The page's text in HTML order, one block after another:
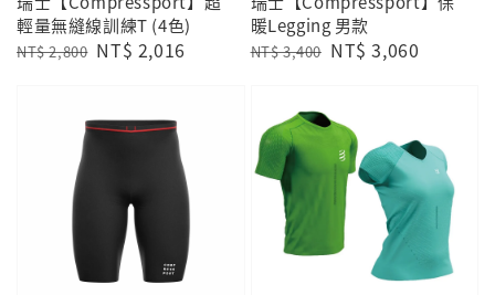
輕量無縫線訓練T (4色)
Regular
NT$ 2,800 Sale
NT$ 2,016
暖Legging 男款
Regular
NT$ 3,400 Sale
NT$ 3,060